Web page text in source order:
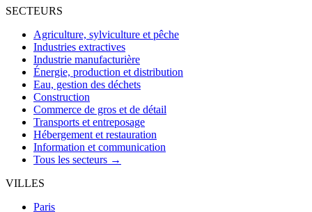
SECTEURS
Agriculture, sylviculture et pêche
Industries extractives
Industrie manufacturière
Énergie, production et distribution
Eau, gestion des déchets
Construction
Commerce de gros et de détail
Transports et entreposage
Hébergement et restauration
Information et communication
Tous les secteurs →
VILLES
Paris